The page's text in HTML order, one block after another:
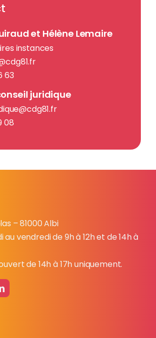
et Hélène Lemaire
instances
63
juridique
08
– 81000 Albi
au vendredi de 9h à 12h et de 14h à
de 14h à 17h uniquement.